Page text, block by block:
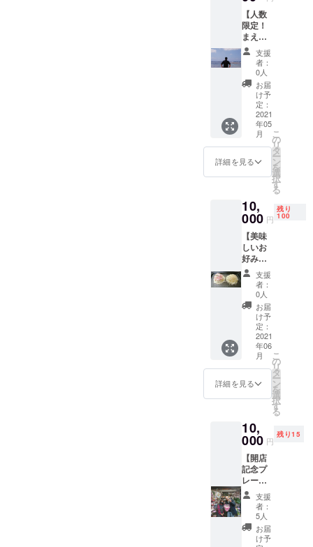
wnd.co
m/ ※備
考欄に
掲載希
望のお
名前
(ニック
ネーム
可)をご
記載下
さい
は致し
かねま
すた
め、営
業時間
内に直
接店舗
に取り
に来ら
れる方
に限り
ます ※
有効期
間(2021
年6月1
【人数
限定！
まえ
ちゃん
とサシ
でオン
ライン
ミー
ティン
グ権】
まえ
ちゃん
があな
たに全
身全霊
寄り添
合いな
がら語
り合え
る権利
です！
・お悩
み相談
・まえ
ちゃん
の事が
知りた
い ・と
にかく
語りた
い ・ま
えちゃ
んと飲
だ聞い
て欲し
い 何で
もOKで
す！ 昼
ならお
茶会、
夜なら
飲み
会！ 海
のよう
支援
者：
0人
お届
け予
定：
2021
年05
月
詳細を見る
こ
の
リ
タ
ー
ン
を
選
択
す
る
10,
000 円
残り
100
【美味
しいお
好み焼
きの焼
き方を
まえ
ちゃん
が教え
る権】
ご家庭
でも広
島風お
好み焼
きを焼
いても
らえる
まえ
ちゃん
が焼き
方を直
接教え
る権利
です！
材料、
切り
方、焼
き方、
支援
者：
0人
お届
け予
定：
2021
年06
月
詳細を見る
こ
の
リ
タ
ー
ン
を
選
択
す
る
10,
000 円
残り15
【開店
記念プ
レート
にお名
前掲
示】大
サイズ
「お好
支援
者：
5人
お届
け予